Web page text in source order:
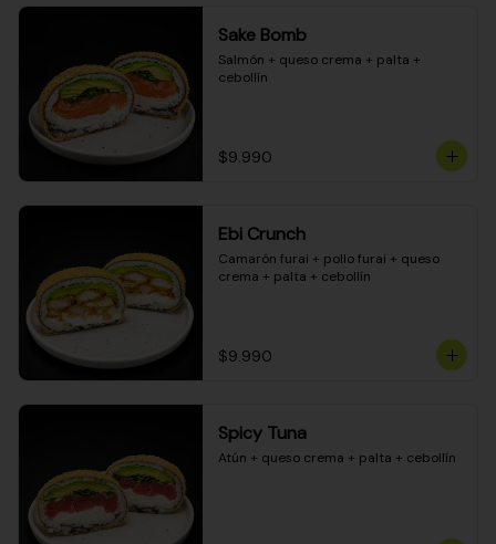
Sake Bomb
Salmón + queso crema + palta +
cebollín
$9.990
Ebi Crunch
Camarón furai + pollo furai + queso
crema + palta + cebollín
$9.990
Spicy Tuna
Atún + queso crema + palta + cebollín